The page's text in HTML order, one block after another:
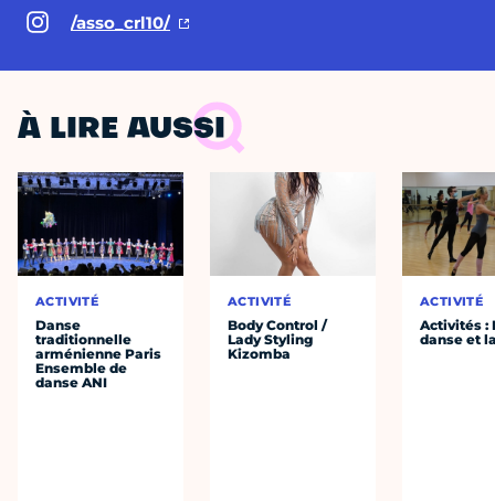
/asso_crl10/
À LIRE AUSSI
ACTIVITÉ
Danse
traditionnelle
arménienne Paris
Ensemble de
danse ANI
ACTIVITÉ
Body Control /
Lady Styling
Kizomba
ACTIVITÉ
Activités :
danse et